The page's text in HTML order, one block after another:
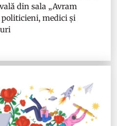
din sala „Avram
medici și